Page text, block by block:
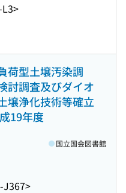
荷型土壌汚染調
討調査及びダイオ
壌浄化技術等確立
19年度
J367>
国立国会図書館